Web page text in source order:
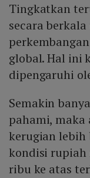
Tingkatkan
secara
global. Hal ini
dipengaruhi
Semakin
pahami,
kerugian lebih
kondisi rupiah
ribu ke atas